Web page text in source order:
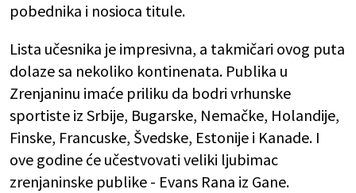
pobednika i nosioca titule.
Lista učesnika je impresivna, a takmičari ovog puta
dolaze sa nekoliko kontinenata. Publika u
Zrenjaninu imaće priliku da bodri vrhunske
sportiste iz Srbije, Bugarske, Nemačke, Holandije,
Finske, Francuske, Švedske, Estonije i Kanade. I
ove godine će učestvovati veliki ljubimac
zrenjaninske publike - Evans Rana iz Gane.